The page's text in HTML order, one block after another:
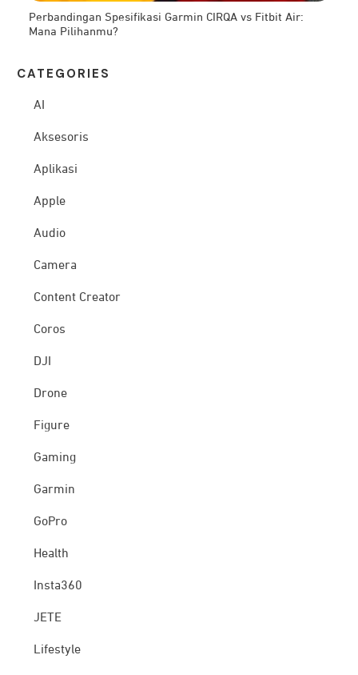
Perbandingan Spesifikasi Garmin CIRQA vs Fitbit Air:
Mana Pilihanmu?
CATEG ORIES
AI
Aksesoris
Aplikasi
Apple
Audio
Camera
Content Creator
Coros
DJI
Drone
Figure
Gaming
Garmin
GoPro
Health
Insta360
JETE
Lifestyle